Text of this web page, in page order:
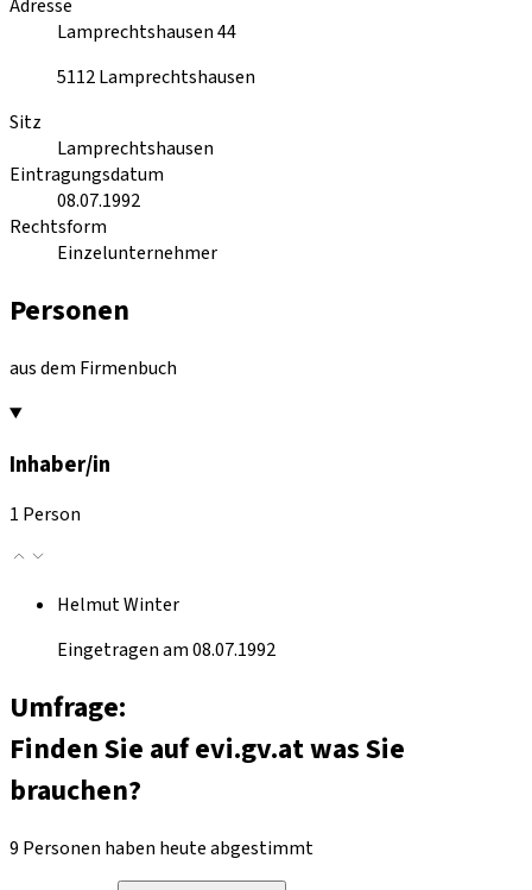
Adresse
Lamprechtshausen 44
5112Lamprechtshausen
Sitz
Lamprechtshausen
Eintragungsdatum
08.07.1992
Rechtsform
Einzelunternehmer
Personen
aus dem Firmenbuch
Inhaber/in
1 Person
Helmut Winter
Eingetragen am 08.07.1992
Umfrage:
Finden Sie auf evi.gv.at was Sie
brauchen?
9 Personen haben heute abgestimmt